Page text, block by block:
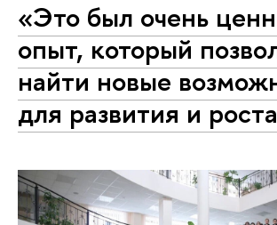
«‎Это был очень
опыт, который
найти новые
для развития и